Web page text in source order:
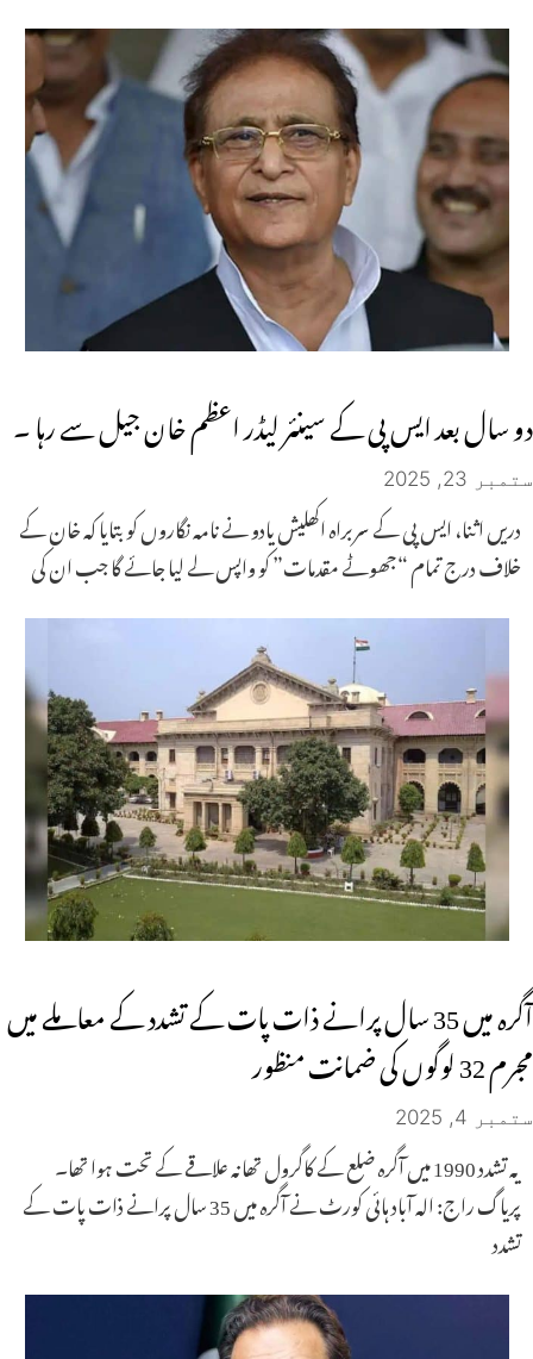
دو سال بعد ایس پی کے سینئر لیڈر اعظم خان جیل سے رہا ۔
ستمبر 23, 2025
دریں اثنا، ایس پی کے سربراہ اکھلیش یادو نے نامہ نگاروں کو بتایا کہ خان کے
خلاف درج تمام “جھوٹے مقدمات” کو واپس لے لیا جائے گا جب ان کی
آگرہ میں 35 سال پرانے ذات پات کے تشدد کے معاملے میں
مجرم 32 لوگوں کی ضمانت منظور
ستمبر 4, 2025
یہ تشدد 1990 میں آگرہ ضلع کے کاگرول تھانہ علاقے کے تحت ہوا تھا۔
پریاگ راج: الہ آباد ہائی کورٹ نے آگرہ میں 35 سال پرانے ذات پات کے
تشدد